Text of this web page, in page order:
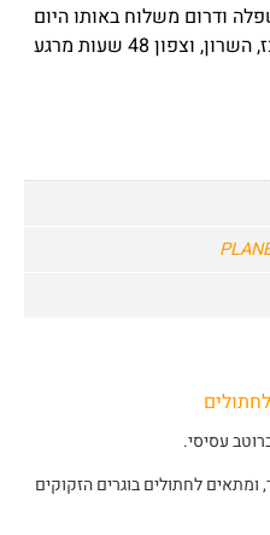
ודרום משלוח באותו היום
או 24 שעות מרגע ההזמנה , מרכז, השרון, וצפון 48 שעות מרגע
עסיסי.
ומתאים לחתולים בוגרים הזקוקים